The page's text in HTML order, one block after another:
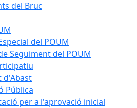
del Bruc
del POUM
Seguiment del POUM
d'Abast
Pública
per a l'aprovació inicial